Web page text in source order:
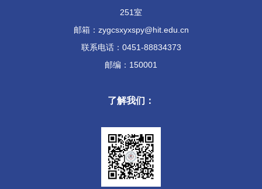
251室
邮箱：zygcsxyxspy@hit.edu.cn
联系电话：0451-88834373
邮编：150001
了解我们：